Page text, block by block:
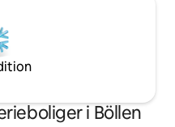
i Böllen